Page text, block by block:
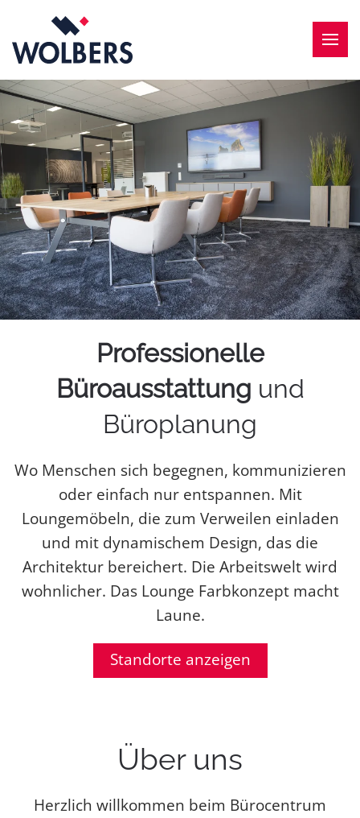
Skip to main content
Professionelle
Büroausstattung und
Büroplanung
Wo Menschen sich begegnen, kommunizieren
oder einfach nur entspannen. Mit
Loungemöbeln, die zum Verweilen einladen
und mit dynamischem Design, das die
Architektur bereichert. Die Arbeitswelt wird
wohnlicher. Das Lounge Farbkonzept macht
Laune.
Standorte anzeigen
Über uns
Herzlich willkommen beim Bürocentrum